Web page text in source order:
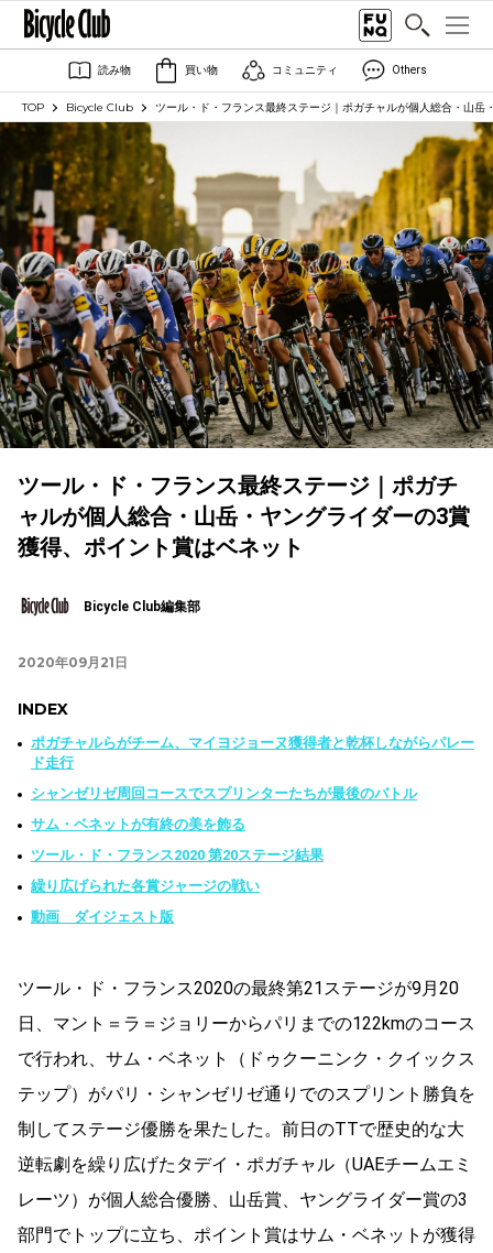
読み物 買い物 コミュニティ Others
TOP Bicycle Club ツール・ド・フランス最終ステージ｜ポガチャルが個人総合・山
ツール・ド・フランス最終ステージ｜ポガチ
ャルが個人総合・山岳・ヤングライダーの3賞
獲得、ポイント賞はベネット
Bicycle Club編集部
2020年09月21日
INDEX
ポガチャルらがチーム、マイヨジョーヌ獲得者と乾杯しながらパレー
ド走行
シャンゼリゼ周回コースでスプリンターたちが最後のバトル
サム・ベネットが有終の美を飾る
ツール・ド・フランス2020 第20ステージ結果
繰り広げられた各賞ジャージの戦い
動画 ダイジェスト版
ツール・ド・フランス2020の最終第21ステージが9月20
日、マント＝ラ＝ジョリーからパリまでの122kmのコース
で行われ、サム・ベネット（ドゥクーニンク・クイックス
テップ）がパリ・シャンゼリゼ通りでのスプリント勝負を
制してステージ優勝を果たした。前日のTTで歴史的な大
逆転劇を繰り広げたタデイ・ポガチャル（UAEチームエミ
レーツ）が個人総合優勝、山岳賞、ヤングライダー賞の3
部門でトップに立ち、ポイント賞はサム・ベネットが獲得